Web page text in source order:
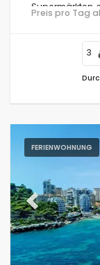
Supermärkten,
entfernt.
Preis pro Tag
3
FERIENWOHNUNG
Previous